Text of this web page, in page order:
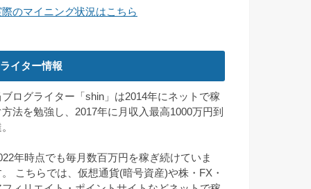
際のマイニング状況はこちら
ライター情報
ブログライター「shin」は2014年にネットで稼
方法を勉強し、2017年に月収入最高1000万円到
年時点でも毎月数百万円を稼ぎ続けていま
。 こちらでは、仮想通貨(暗号資産)や株・FX・